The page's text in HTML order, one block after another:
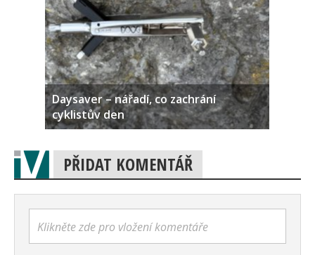
Daysaver – nářadí, co zachrání
cyklistův den
PŘIDAT KOMENTÁŘ
Klikněte zde pro vložení komentáře